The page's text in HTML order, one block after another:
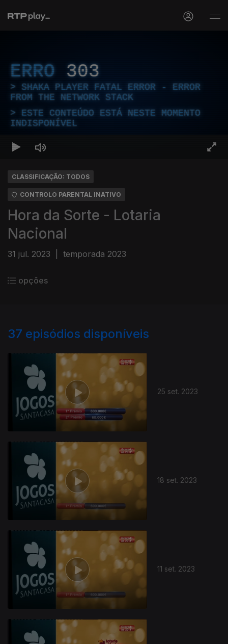
ERRO 303
SHAKA PLAYER FATAL ERROR - ERROR
FROM THE NETWORK STACK
ESTE CONTEÚDO ESTÁ NESTE MOMENTO
INDISPONÍVEL
CLASSIFICAÇÃO: TODOS
CONTROLO PARENTAL INATIVO
Hora da Sorte - Lotaria
Nacional
31 jul. 2023 temporada 2023
opções
37 episódios disponíveis
25 set. 2023
18 set. 2023
11 set. 2023